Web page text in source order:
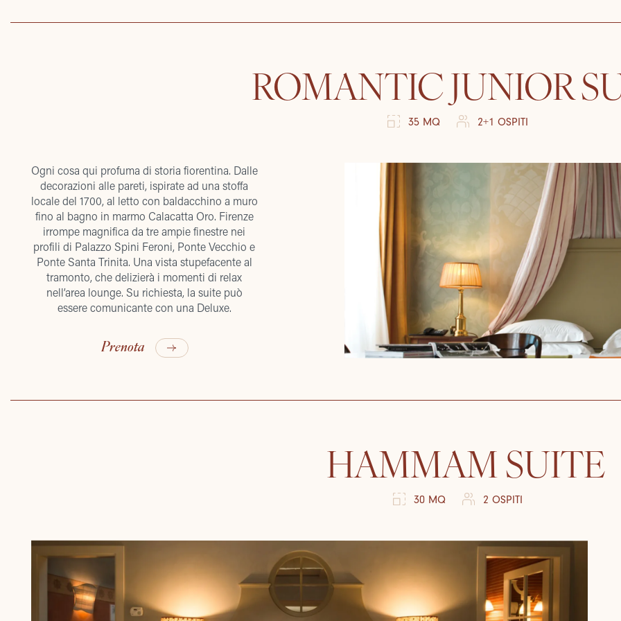
ROMANTIC JUNIOR
35 MQ 2+1 OSPITI
Ogni cosa qui profuma di storia fiorentina. Dalle
decorazioni alle pareti, ispirate ad una stoffa
locale del 1700, al letto con baldacchino a muro
fino al bagno in marmo Calacatta Oro. Firenze
irrompe magnifica da tre ampie finestre nei
profili di Palazzo Spini Feroni, Ponte Vecchio e
Ponte Santa Trinita. Una vista stupefacente al
tramonto, che delizierà i momenti di relax
nell’area lounge. Su richiesta, la suite può
essere comunicante con una Deluxe.
Prenota
HAMMAM SUITE
30 MQ 2 OSPITI